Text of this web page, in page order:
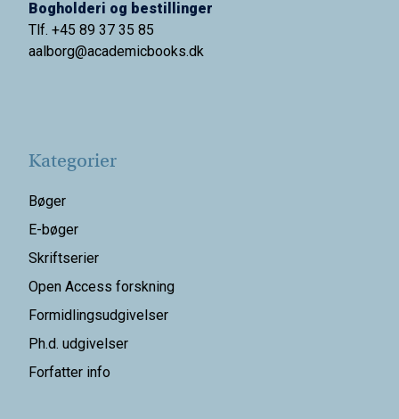
Bogholderi og bestillinger
Tlf. +45 89 37 35 85
aalborg@academicbooks.dk
Kategorier
Bøger
E-bøger
Skriftserier
Open Access forskning
Formidlingsudgivelser
Ph.d. udgivelser
Forfatter info